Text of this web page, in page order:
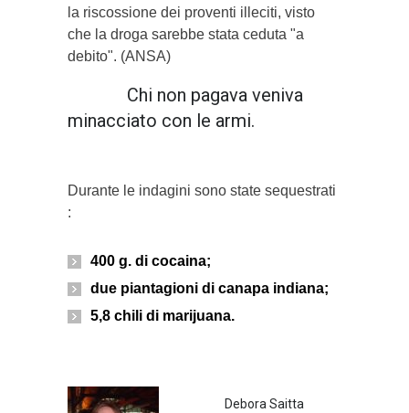
la riscossione dei proventi illeciti, visto
che la droga sarebbe stata ceduta "a
debito". (ANSA)
Chi non pagava veniva
minacciato con le armi.
Durante le indagini sono state sequestrati
:
400 g. di cocaina;
due piantagioni di canapa indiana;
5,8 chili di marijuana.
Debora Saitta